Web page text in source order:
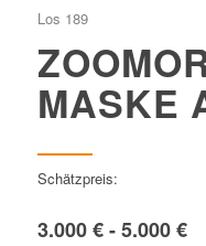
Los 189
MASKE
Schätzpreis:
3.000 € - 5.000 €